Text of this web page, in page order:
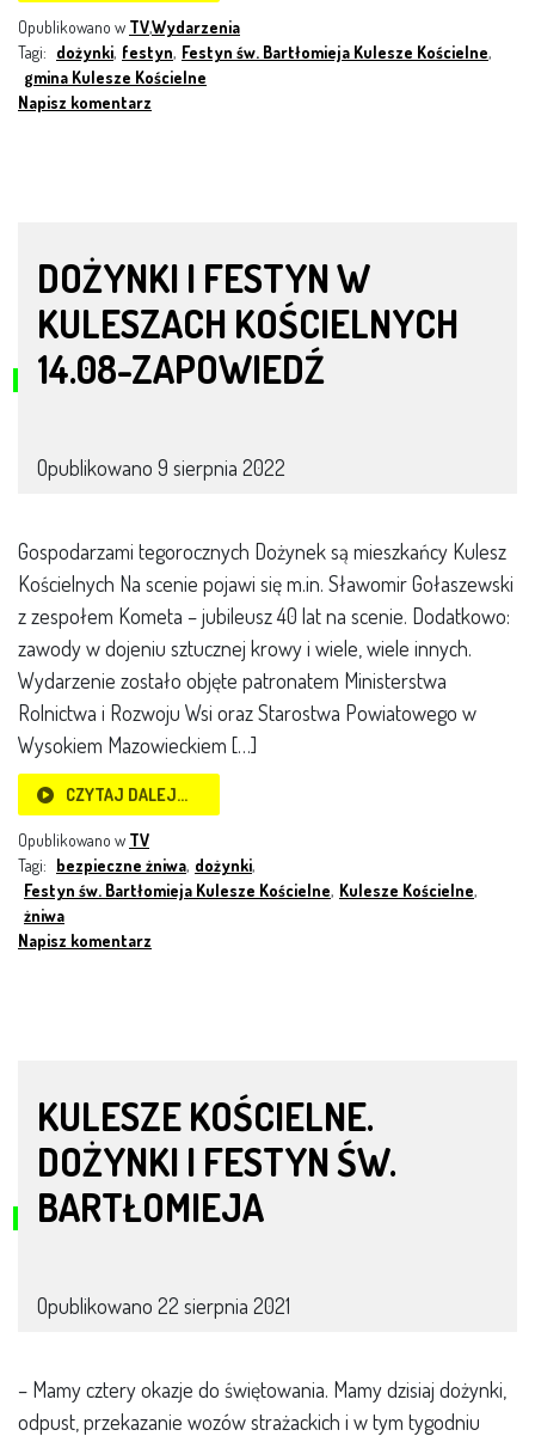
Opublikowano w TV,Wydarzenia
Tagi: dożynki, festyn, Festyn św. Bartłomieja Kulesze Kościelne,
gmina Kulesze Kościelne
Napisz komentarz
DOŻYNKI I FESTYN W
KULESZACH KOŚCIELNYCH
14.08-ZAPOWIEDŹ
Opublikowano 9 sierpnia 2022
Gospodarzami tegorocznych Dożynek są mieszkańcy Kulesz
Kościelnych Na scenie pojawi się m.in. Sławomir Gołaszewski
z zespołem Kometa – jubileusz 40 lat na scenie. Dodatkowo:
zawody w dojeniu sztucznej krowy i wiele, wiele innych.
Wydarzenie zostało objęte patronatem Ministerstwa
Rolnictwa i Rozwoju Wsi oraz Starostwa Powiatowego w
Wysokiem Mazowieckiem […]
CZYTAJ DALEJ…
Opublikowano w TV
Tagi: bezpieczne żniwa, dożynki,
Festyn św. Bartłomieja Kulesze Kościelne, Kulesze Kościelne,
żniwa
Napisz komentarz
KULESZE KOŚCIELNE.
DOŻYNKI I FESTYN ŚW.
BARTŁOMIEJA
Opublikowano 22 sierpnia 2021
– Mamy cztery okazje do świętowania. Mamy dzisiaj dożynki,
odpust, przekazanie wozów strażackich i w tym tygodniu